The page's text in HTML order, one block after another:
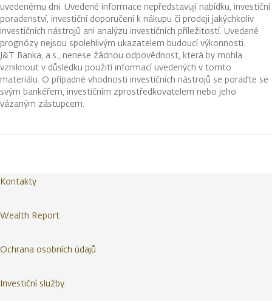
uvedenému dni. Uvedené informace nepředstavují nabídku, investiční
poradenství, investiční doporučení k nákupu či prodeji jakýchkoliv
investičních nástrojů ani analýzu investičních příležitostí. Uvedené
prognózy nejsou spolehlivým ukazatelem budoucí výkonnosti.
J&T Banka, a.s., nenese žádnou odpovědnost, která by mohla
vzniknout v důsledku použití informací uvedených v tomto
materiálu. O případné vhodnosti investičních nástrojů se poraďte se
svým bankéřem, investičním zprostředkovatelem nebo jeho
vázaným zástupcem.
Kontakty
Wealth Report
Ochrana osobních údajů
Investiční služby